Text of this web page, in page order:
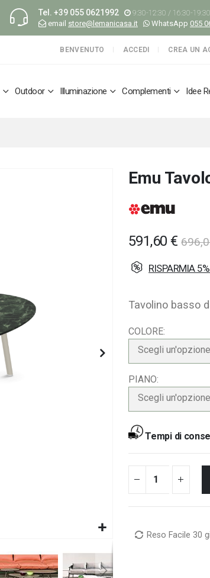
Tel. +39 055 0621992
9:30-12:30 / 16:30-19:30
email store@lemanicasa.it WhatsApp 055
BENVENUTO ACCEDI CREA UN
Outdoor Illuminazione Complementi Idee
Emu
591,60 €
RISPARMIA
Tavolino basso
COLORE
Scegli un'opzione...
PIANO
Scegli un'opzione...
Tempi di
Reso Facile 30